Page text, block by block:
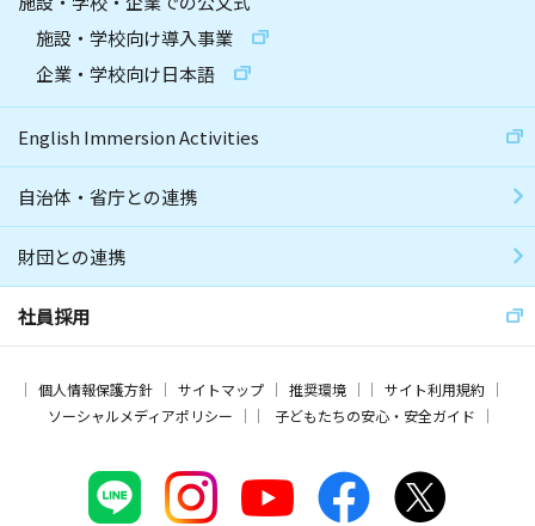
施設・学校向け導入事業
企業・学校向け日本語
English Immersion Activities
自治体・省庁との連携
財団との連携
社員採用
個人情報保護方針 サイトマップ 推奨環境
サイト利用規約
ソーシャルメディアポリシー
子どもたちの安心・安全ガイド